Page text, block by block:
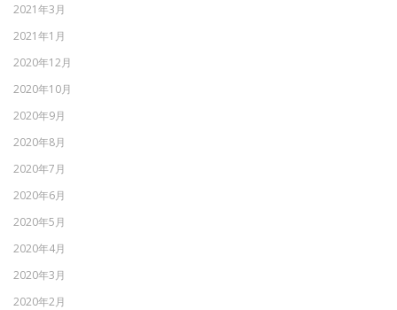
2021年3月
2021年1月
2020年12月
2020年10月
2020年9月
2020年8月
2020年7月
2020年6月
2020年5月
2020年4月
2020年3月
2020年2月